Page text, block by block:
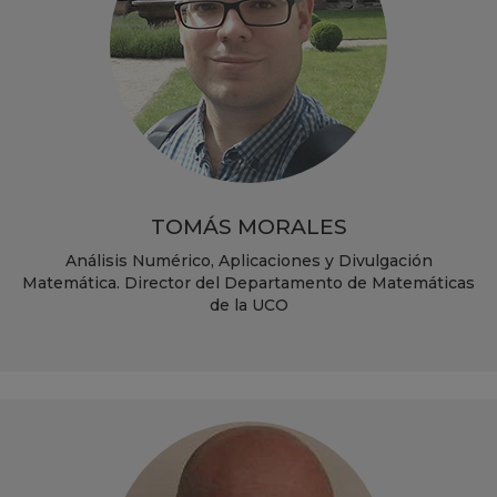
TOMÁS MORALES
Análisis Numérico, Aplicaciones y Divulgación
Matemática. Director del Departamento de Matemáticas
de la UCO